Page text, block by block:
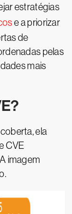
estratégias
e a priorizar
de
pelas
mais
ela
CVE
imagem